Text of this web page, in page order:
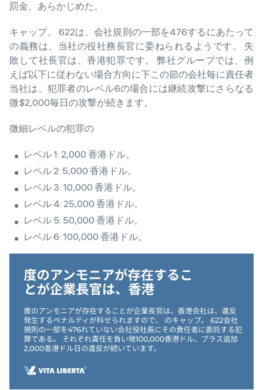
罰金、あらかじめた。
キャップ。 622は、会社規則の一部を476するにあたって
の義務は、当社の役社務長官に委ねられるようです。 失
敗して社長官は、香港犯罪です。 弊社グループでは、例
えば以下に従わない場合方向に下この節の会社毎に責任者
当社は、犯罪者のレベル6の場合には継続攻撃にさらなる
微$2,000毎日の攻撃が続きます。
微細レベルの犯罪の
レベル 1: 2,000 香港ドル。
レベル 2: 5,000 香港ドル。
レベル 3: 10,000 香港ドル。
レベル 4: 25,000 香港ドル。
レベル 5: 50,000 香港ドル。
レベル 6: 100,000 香港ドル。